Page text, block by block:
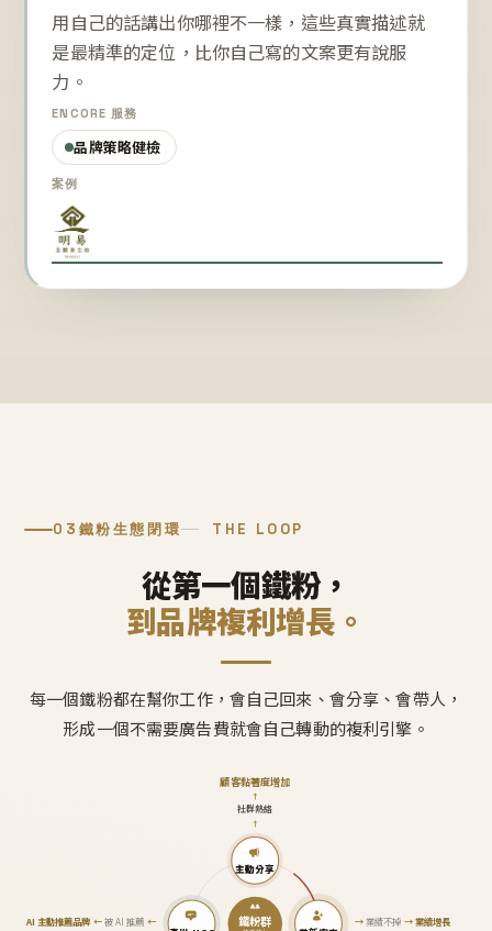
用自己的話講出你哪裡不一樣，這些真實描述就
是最精準的定位，比你自己寫的文案更有說服
力。
ENCORE 服務
品牌策略健檢
案例
03 鐵粉生態閉環 THE LOOP
從第一個鐵粉，
到品牌複利增長。
每一個鐵粉都在幫你工作，會自己回來、會分享、會帶人，
形成一個不需要廣告費就會自己轉動的複利引擎。
鐵粉群
主動分享
↑
社群熱絡
↑
顧客黏著度增加
→業績不掉 →業績增長
AI 主動推薦品牌←被 AI 推薦 ←